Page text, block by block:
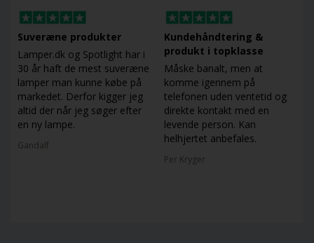
Suveræne produkter
Lamper.dk og Spotlight har i
30 år haft de mest suveræne
lamper man kunne købe på
markedet. Derfor kigger jeg
altid der når jeg søger efter
en ny lampe.
Gandalf
Kundehåndtering &
produkt i topklasse
Måske banalt, men at
komme igennem på
telefonen uden ventetid og
direkte kontakt med en
levende person. Kan
helhjertet anbefales.
Per Kryger